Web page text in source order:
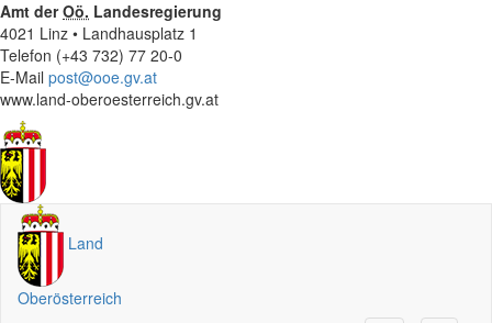
Amt derOö. Landesregierung
4021 Linz • Landhausplatz 1
Telefon (+43 732) 77 20-0
E-Mail post@ooe.gv.at
www.land-oberoesterreich.gv.at
Land
Oberösterreich